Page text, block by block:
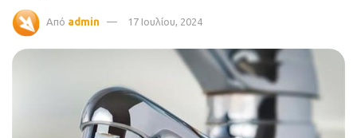
Από admin 17 Ιουλίου, 2024